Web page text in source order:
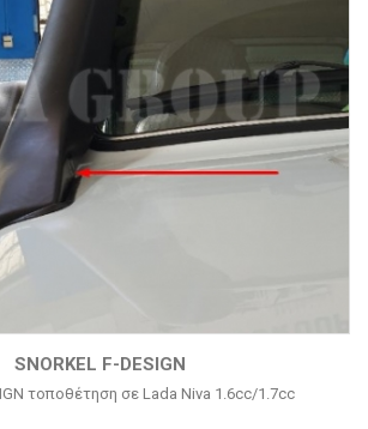
SNORKEL F-DESIGN
τοποθέτηση σε Lada Niva 1.6cc/1.7cc